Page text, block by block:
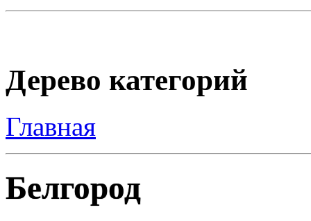
Дерево категорий
Главная
Белгород